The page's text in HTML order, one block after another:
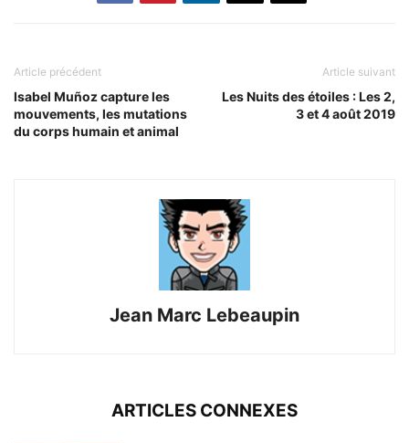
Article précédent
Isabel Muñoz capture les
mouvements, les mutations
du corps humain et animal
Article suivant
Les Nuits des étoiles : Les 2,
3 et 4 août 2019
Jean Marc Lebeaupin
ARTICLES CONNEXES